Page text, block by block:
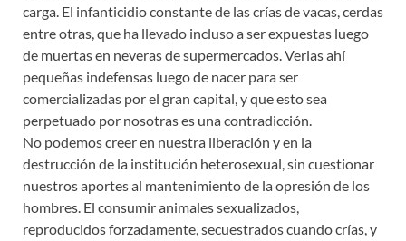
carga. El infanticidio constante de las crías de vacas, cerdas
entre otras, que ha llevado incluso a ser expuestas luego
de muertas en neveras de supermercados. Verlas ahí
pequeñas indefensas luego de nacer para ser
comercializadas por el gran capital, y que esto sea
perpetuado por nosotras es una contradicción.
No podemos creer en nuestra liberación y en la
destrucción de la institución heterosexual, sin cuestionar
nuestros aportes al mantenimiento de la opresión de los
hombres. El consumir animales sexualizados,
reproducidos forzadamente, secuestrados cuando crías, y